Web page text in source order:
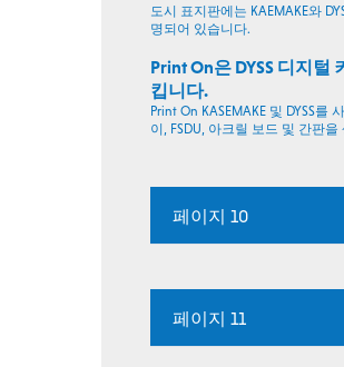
도시 표지판에는 KAEMAKE와
명되어 있습니다.
Print On은 DYSS 디지털
킵니다.
Print On KASEMAKE 및 DYSS를
이, FSDU, 아크릴 보드 및 간판을
페이지 10
페이지 11